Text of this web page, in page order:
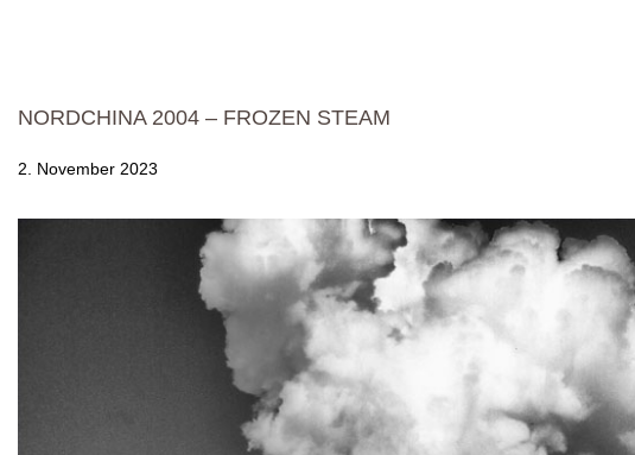
NORDCHINA 2004 – FROZEN STEAM
2. November 2023